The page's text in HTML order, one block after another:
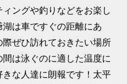
ングや釣りなどをお楽し
は車ですぐの距離にあ
際ぜひ訪れておきたい場所
は泳ぐのに適した温度に
な人達に朗報です！太平